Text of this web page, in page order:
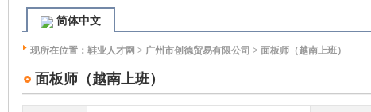
简体中文
现所在位置： 鞋业人才网 > 广州市创德贸易有限公司 > 面板师（越南上班）
面板师（越南上班）